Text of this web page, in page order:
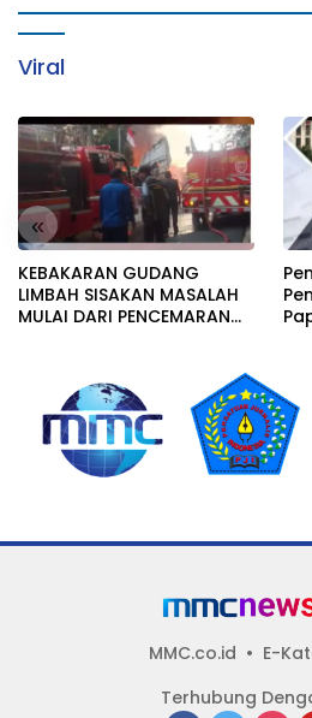
Viral
«
KEBAKARAN GUDANG
LIMBAH SISAKAN MASALAH
MULAI DARI PENCEMARAN
IZIN LINGKUNGAN
MMC.co.id E-
Terhubung